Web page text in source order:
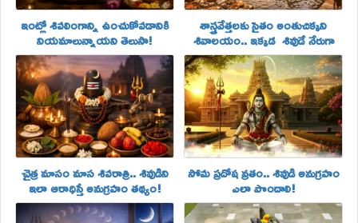
ఇంట్లో శివలింగాన్ని ఉంచుకోవడానికి
నియమాలున్నాయని తెలుసా!
శాస్త్రవేత్తలకు సైతం అంతుచిక్కని
శివాలయం.. ఇక్కడ శివుడే నేరుగా
నైవేద్యం స్వీకరిస్తాడట
చైత్ర మాసం మాస శివరాత్రి.. శివుడిని
ఇలా ఆరాధిస్తే అనుగ్రహం తథ్యం!
సోమ ప్రదోష వ్రతం.. శివుడి అనుగ్రహం
ఎలా పొందాలి!